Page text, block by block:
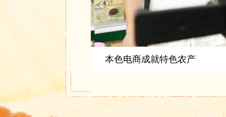
发展数字农业 留住智慧人才
本色电商成就特色农产